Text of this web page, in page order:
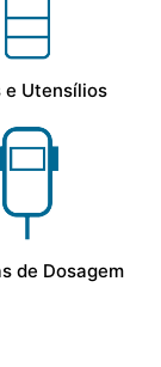
e Utensílios
de Dosagem